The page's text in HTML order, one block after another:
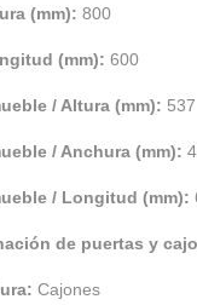
(mm): 800
(mm): 600
/ Altura (mm): 537
/ Anchura (mm):
/ Longitud (mm):
de puertas y
Cajones